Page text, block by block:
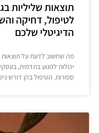
תוצאות שליליות
לטיפול, דחיקה
הדיגיטלי שלכם
מה שחשוב לדעת על תוצאות
יכולות לפגוע בתדמית,
ספורות. הטיפול בהן דורש